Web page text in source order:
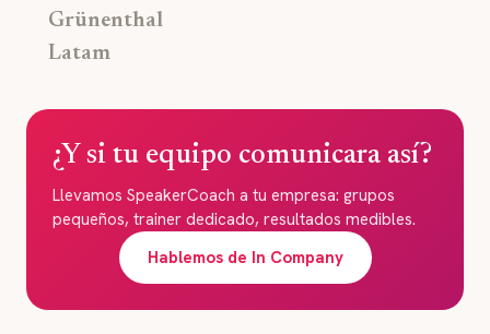
Grünenthal
Latam
¿Y si tu equipo comunicara así?
Llevamos SpeakerCoach a tu empresa: grupos
pequeños, trainer dedicado, resultados medibles.
Hablemos de In Company